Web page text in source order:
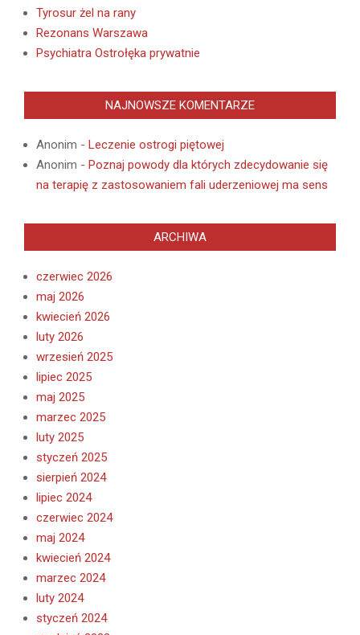
Tyrosur żel na rany
Rezonans Warszawa
Psychiatra Ostrołęka prywatnie
NAJNOWSZE KOMENTARZE
Anonim - Leczenie ostrogi piętowej
Anonim - Poznaj powody dla których zdecydowanie się
na terapię z zastosowaniem fali uderzeniowej ma sens
ARCHIWA
czerwiec 2026
maj 2026
kwiecień 2026
luty 2026
wrzesień 2025
lipiec 2025
maj 2025
marzec 2025
luty 2025
styczeń 2025
sierpień 2024
lipiec 2024
czerwiec 2024
maj 2024
kwiecień 2024
marzec 2024
luty 2024
styczeń 2024